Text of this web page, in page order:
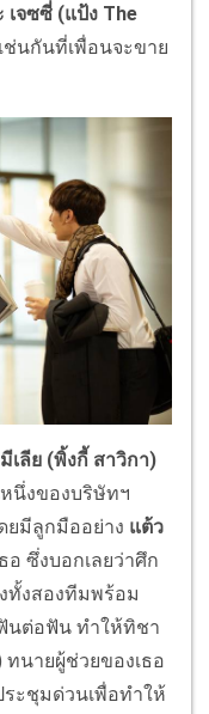
เจซซี่ (แป้ง The
นกันที่เพื่อนจะขาย
เลีย (พิ้งกี้ สาวิกา)
นึ่งของบริษัทฯ
ยมีลูกมืออย่าง แต้ว
อ ซึ่งบอกเลยว่าศึก
ทั้งสองทีมพร้อม
นต่อฟัน ทำให้ทิชา
นายผู้ช่วยของเธอ
ะชุมด่วนเพื่อทำให้